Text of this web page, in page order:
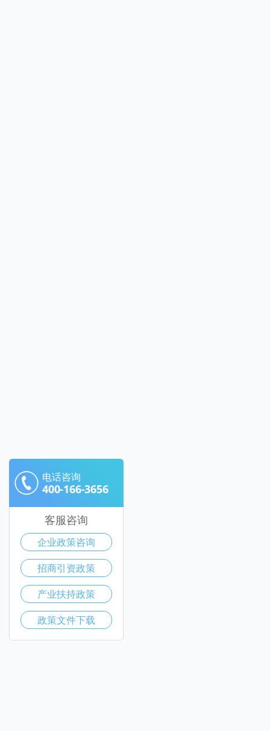
电话咨询
400-166-3656
客服咨询
企业政策咨询
招商引资政策
产业扶持政策
政策文件下载